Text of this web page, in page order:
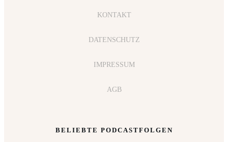
BELIEBTE PODCASTFOLGEN
KONTAKT
DATENSCHUTZ
IMPRESSUM
AGB